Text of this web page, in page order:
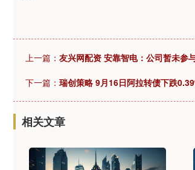
上一篇： 友兴网配资 安靠智电：公司暂未参
下一篇： 瑞创策略 9月16日阿拉转债下跌
相关文章